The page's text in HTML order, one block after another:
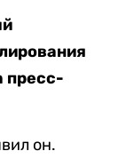
пресс-
он.